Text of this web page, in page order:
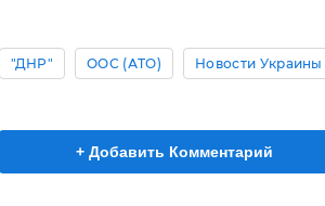
"ДНР" ООС (АТО) Новости Украины
+ Добавить Комментарий